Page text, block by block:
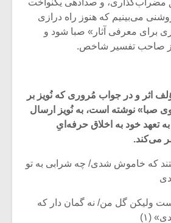
می‌بینیم که هنوز راه درازی
برای معرفی آثار» صبا شود و
صاحب تفسیر شاخص.
اثر و در جواب مُروری که نُویز بر
صبا» نوشته است، به نُویز ارسال
تعهد خود به اخلاق حرفه‌ایِ
می‌کند.
که خاموش شدی/ چه شرابی به تو
ولیکن گل من/ نه گمان دار که
(۱)